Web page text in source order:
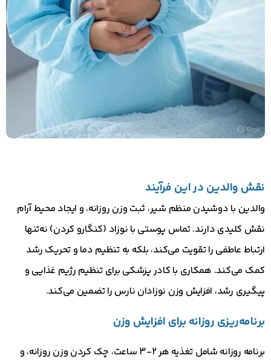
نقش والدین در این فرآیند
والدین با دوشیدن منظم شیر، ثبت وزن روزانه، و ایجاد محیط آرام
نقش کلیدی دارند. تماس پوستی با نوزاد (کنگارو کردن) نه‌تنها
ارتباط عاطفی را تقویت می‌کند، بلکه به تنظیم دما و تحریک رشد
کمک می‌کند. همکاری با کادر پزشکی برای تنظیم رژیم غذایی و
پیگیری رشد، افزایش وزن نوزادان نارس را تضمین می‌کند.
برنامه‌ریزی روزانه برای افزایش وزن
برنامه روزانه شامل تغذیه هر 2-3 ساعت، چک کردن وزن روزانه، و